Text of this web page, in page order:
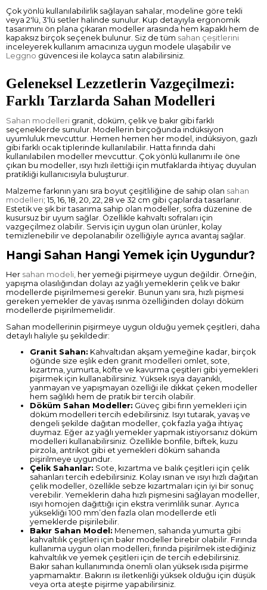
Çok yönlü kullanılabilirlik sağlayan sahalar, modeline göre tekli
veya 2'lü, 3'lü setler halinde sunulur. Kup detayıyla ergonomik
tasarımını ön plana çıkaran modeller arasında hem kapaklı hem de
kapaksız birçok seçenek bulunur. Siz de tüm sahan çeşitlerini
inceleyerek kullanım amacınıza uygun modele ulaşabilir ve
Leggno güvencesi ile kolayca satın alabilirsiniz.
Geleneksel Lezzetlerin Vazgeçilmezi:
Farklı Tarzlarda Sahan Modelleri
Sahan modelleri granit, döküm, çelik ve bakır gibi farklı
seçeneklerde sunulur. Modellerin birçoğunda indüksiyon
uyumluluk mevcuttur. Hemen hemen her model, indüksiyon, gazlı
gibi farklı ocak tiplerinde kullanılabilir. Hatta fırında dahi
kullanılabilen modeller mevcuttur. Çok yönlü kullanımı ile öne
çıkan bu modeller, ısıyı hızlı ilettiği için mutfaklarda ihtiyaç duyulan
pratikliği kullanıcısıyla buluşturur.
Malzeme farkının yanı sıra boyut çeşitliliğine de sahip olan sahan
modelleri; 15, 16, 18, 20, 22, 28 ve 32 cm gibi çaplarda tasarlanır.
Estetik ve şık bir tasarıma sahip olan modeller, sofra düzenine de
kusursuz bir uyum sağlar. Özellikle kahvaltı sofraları için
vazgeçilmez olabilir. Servis için uygun olan ürünler, kolay
temizlenebilir ve depolanabilir özelliğiyle ayrıca avantaj sağlar.
Hangi Sahan Hangi Yemek için Uygundur?
Her sahan modeli, her yemeği pişirmeye uygun değildir. Örneğin,
yapışma olasılığından dolayı az yağlı yemeklerin çelik ve bakır
modellerde pişirilmemesi gerekir. Bunun yanı sıra, hızlı pişmesi
gereken yemekler de yavaş ısınma özelliğinden dolayı döküm
modellerde pişirilmemelidir.
Sahan modellerinin pişirmeye uygun olduğu yemek çeşitleri, daha
detaylı haliyle şu şekildedir:
Granit Sahan: Kahvaltıdan akşam yemeğine kadar, birçok
öğünde size eşlik eden granit modelleri omlet, sote,
kızartma, yumurta, köfte ve kavurma çeşitleri gibi yemekleri
pişirmek için kullanabilirsiniz. Yüksek ısıya dayanıklı,
yanmayan ve yapışmayan özelliği ile dikkat çeken modeller
hem sağlıklı hem de pratik bir tercih olabilir.
Döküm Sahan Modeller: Güveç gibi fırın yemekleri için
döküm modelleri tercih edebilirsiniz. Isıyı tutarak, yavaş ve
dengeli şekilde dağıtan modeller, çok fazla yağa ihtiyaç
duymaz. Eğer az yağlı yemekler yapmak istiyorsanız döküm
modelleri kullanabilirsiniz. Özellikle bonfile, biftek, kuzu
pirzola, antrikot gibi et yemekleri döküm sahanda
pişirilmeye uygundur.
Çelik Sahanlar: Sote, kızartma ve balık çeşitleri için çelik
sahanları tercih edebilirsiniz. Kolay ısınan ve ısıyı hızlı dağıtan
çelik modeller, özellikle sebze kızartmaları için iyi bir sonuç
verebilir. Yemeklerin daha hızlı pişmesini sağlayan modeller,
ısıyı homojen dağıttığı için ekstra verimlilik sunar. Ayrıca
yüksekliği 100 mm’den fazla olan modellerde etli
yemeklerde pişirilebilir.
Bakır Sahan Model: Menemen, sahanda yumurta gibi
kahvaltılık çeşitleri için bakır modeller birebir olabilir. Fırında
kullanıma uygun olan modelleri, fırında pişirilmek istediğiniz
kahvaltılık ve yemek çeşitleri için de tercih edebilirsiniz.
Bakır sahan kullanımında önemli olan yüksek ısıda pişirme
yapmamaktır. Bakırın ısı iletkenliği yüksek olduğu için düşük
veya orta ateşte pişirme yapabilirsiniz.